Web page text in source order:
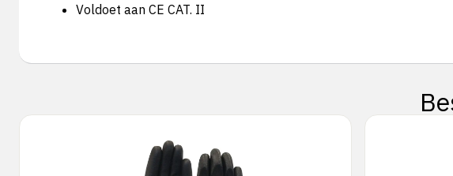
Voldoet aan CE CAT. II